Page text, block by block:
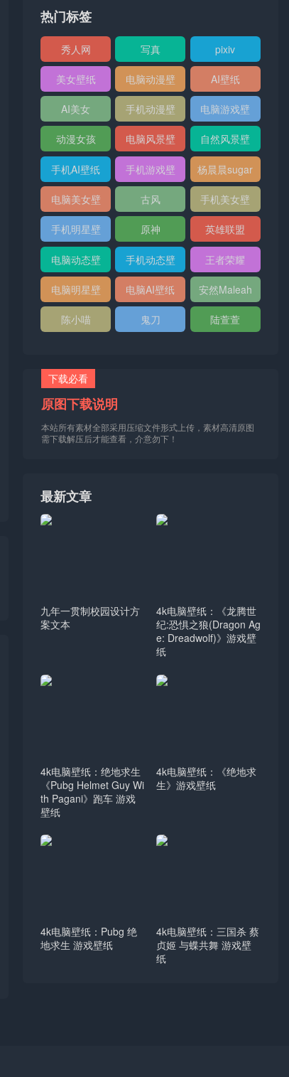
热门标签
秀人网
XIUREN
写真 pixiv
美女壁纸
电脑动漫壁
纸
AI壁纸
AI美女
手机动漫壁
纸
电脑游戏壁
纸
动漫女孩
电脑风景壁
纸
自然风景壁
纸
手机AI壁纸
手机游戏壁
纸
杨晨晨sugar
电脑美女壁
纸
古风
手机美女壁
纸
手机明星壁
纸
原神 英雄联盟
电脑动态壁
纸
手机动态壁
纸
王者荣耀
电脑明星壁
纸
电脑AI壁纸 安然Maleah
陈小喵 鬼刀 陆萱萱
下载必看
原图下载说明
本站所有素材全部采用压缩文件形式上传，素材高清原图
需下载解压后才能查看，介意勿下！
最新文章
九年一贯制校园设计方
案文本
4k电脑壁纸：《龙腾世
纪:恐惧之狼(Dragon Ag
e: Dreadwolf)》游戏壁
纸
4k电脑壁纸：绝地求生
《Pubg Helmet Guy Wi
th Pagani》跑车 游戏
壁纸
4k电脑壁纸：《绝地求
生》游戏壁纸
4k电脑壁纸：Pubg 绝
地求生 游戏壁纸
4k电脑壁纸：三国杀 蔡
贞姬 与蝶共舞 游戏壁
纸